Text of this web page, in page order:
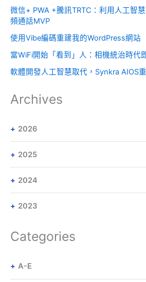
微信+ PWA +騰訊TRTC：利用人工智
頻通話MVP
使用Vibe編碼重建我的WordPress網站
當WiFi開始「看到」人：相機統治時代
軟體開發人工智慧取代，Synkra AIOS
Archives
2026
2025
2024
2023
Categories
A-E